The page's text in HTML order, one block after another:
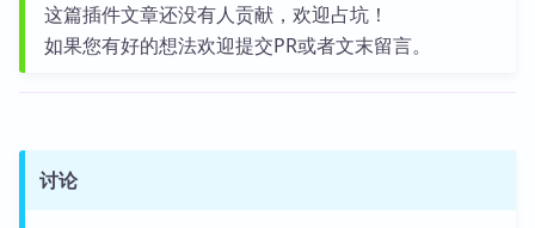
这篇插件文章还没有人贡献，欢迎占坑！
如果您有好的想法欢迎提交PR或者文末留言。
讨论